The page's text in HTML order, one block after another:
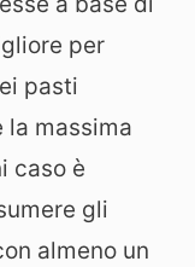
per
pasti
la massima
caso è
gli
almeno un